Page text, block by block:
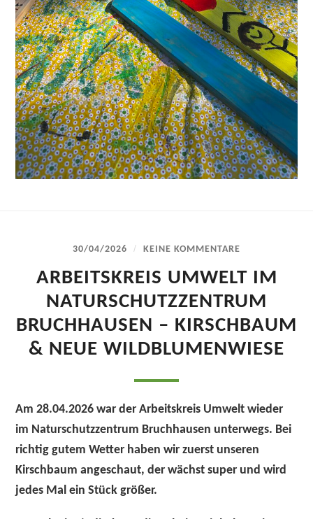
30/04/2026 / KEINE KOMMENTARE
ARBEITSKREIS UMWELT IM
NATURSCHUTZZENTRUM
BRUCHHAUSEN – KIRSCHBAUM
& NEUE WILDBLUMENWIESE
Am 28.04.2026 war der Arbeitskreis Umwelt wieder
im Naturschutzzentrum Bruchhausen unterwegs. Bei
richtig gutem Wetter haben wir zuerst unseren
Kirschbaum angeschaut, der wächst super und wird
jedes Mal ein Stück größer.